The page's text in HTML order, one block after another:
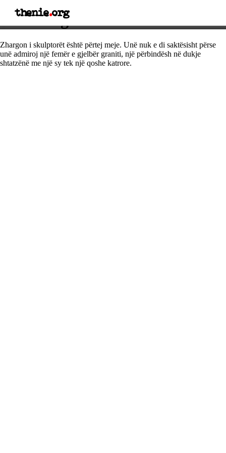
thenie.org
Thënie nga Ezra Pound
Zhargon i skulptorët është përtej meje. Unë nuk e di saktësisht përse
unë admiroj një femër e gjelbër graniti, një përbindësh në dukje
shtatzënë me një sy tek një qoshe katrore.